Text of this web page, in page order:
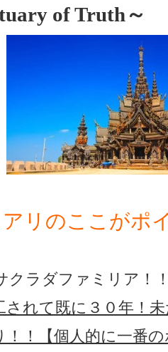
of Truth～
リのここがポ
クラダファミリア！
されて既に３０年！
！！【個人的に一番